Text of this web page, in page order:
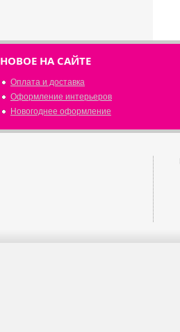
НОВОЕ НА САЙТЕ
Оплата и доставка
Оформление интерьеров
Новогоднее оформление